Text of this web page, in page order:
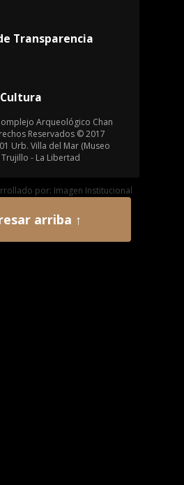
Transparencia
Arqueológico Chan
Reservados © 2017
Urb. Villa del Mar (Museo
Trujillo - La Libertad
por: Imagen Institucional
arriba ↑